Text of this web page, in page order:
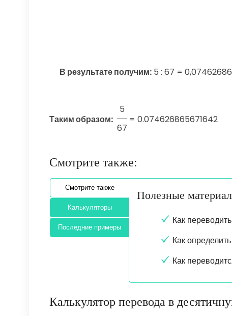
В результате получим: 5 : 67 =
Таким образом:
5
67
= 0.074626865671642
Смотрите также:
Смотрите также
Калькуляторы
Последние примеры
Полезные
Как
Как
Как
Калькулятор перевода в